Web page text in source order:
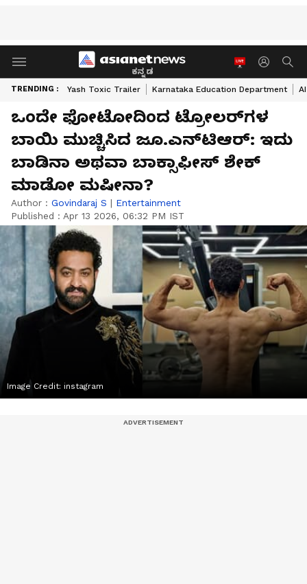
ಕನ್ನಡ
TRENDING : Yash Toxic Trailer Karnataka Education Department
ಒಂದೇ ಫೋಟೋದಿಂದ ಟ್ರೋಲರ್‌ಗಳ
ಬಾಯಿ ಮುಚ್ಚಿಸಿದ ಜೂ.ಎನ್‌ಟಿಆರ್‌: ಇದು
ಬಾಡಿನಾ ಅಥವಾ ಬಾಕ್ಸಾಫೀಸ್ ಶೇಕ್
ಮಾಡೋ ಮಷೀನಾ?
Author : Govindaraj S | Entertainment
Published : Apr 13 2026, 06:32 PM IST
Image Credit: instagram